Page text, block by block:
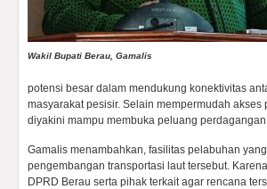
Wakil Bupati Berau, Gamalis
potensi besar dalam mendukung konektivitas
masyarakat pesisir. Selain mempermudah
diyakini mampu membuka peluang
Gamalis menambahkan, fasilitas pelabuhan
pengembangan transportasi laut tersebut.
DPRD Berau serta pihak terkait agar rencana